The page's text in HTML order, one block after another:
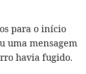
para o início
uma mensagem
havia fugido.